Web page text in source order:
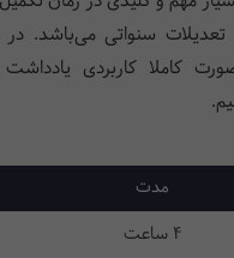
سنواتی می‌باشد. در
کاملا کاربردی یادداشت
مدت
4 ساعت